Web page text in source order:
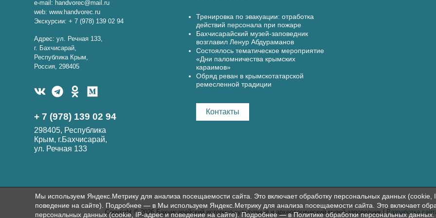
e-mail: handvorec@mail.ru
web: www.handvorec.ru
Экскурсии: + 7 (978) 139 02 94
Адрес: ул. Речная 133,
г. Бахчисарай,
Республика Крым,
Россия, 298405
+ 7 (978) 139 02 94
298405, Республика
Крым, г.Бахчисарай,
ул. Речная 133
Тренировка по эвакуации: отработка
действий персонала при пожаре
Бахчисарайский музей-заповедник
возглавил Ленур Абдураманов
Состоялось тематическое мероприятие
«Дни паломничества крымских
караимов»
Обряд реван в крымскотатарской
ремесленной традиции
Контакты
Copyright © 2026 Бахчисарайский историко-культурный и археологический музей-заповедник |Разработка
Мы используем Яндекс.Метрику для анализа посещаемости сайта. Это включает обработку персональных данных (cookie,
поведение на сайте). Подробнее — в Мы используем Яндекс.Метрику для анализа посещаемости сайта. Это включает
персональных данных (cookie, IP-адрес и поведение на сайте). Подробнее — вПолитике обработки персональных данных.